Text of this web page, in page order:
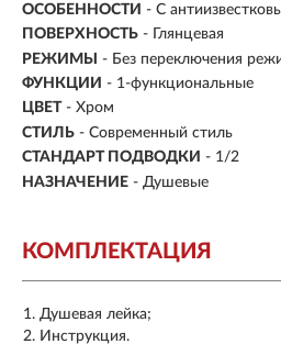
ОСОБЕННОСТИ - С
ПОВЕРХНОСТЬ - Глянцевая
РЕЖИМЫ
- Без переключения
ФУНКЦИИ - 1-функциональные
ЦВЕТ - Хром
СТИЛЬ - Современный стиль
СТАНДАРТ ПОДВОДКИ - 1/2
НАЗНАЧЕНИЕ - Душевые
КОМПЛЕКТАЦИЯ
Душевая лейка;
Инструкция.